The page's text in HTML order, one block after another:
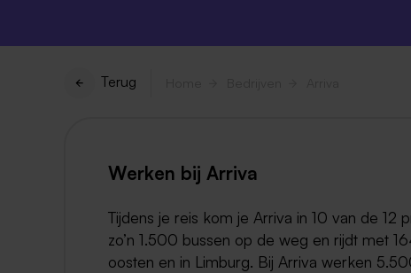
Terug
Werken bij Arriva
Tijdens je reis kom je Arriva in 10 van de
zo’n 1.500 bussen op de weg en rijdt met
oosten en in Limburg. Bij Arriva werken